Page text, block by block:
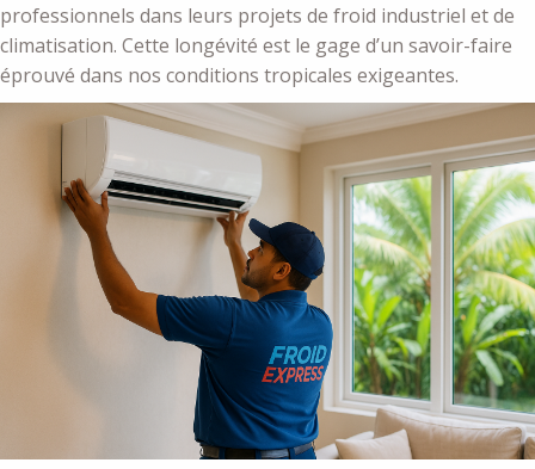
professionnels dans leurs projets de froid industriel et de
climatisation. Cette longévité est le gage d’un savoir-faire
éprouvé dans nos conditions tropicales exigeantes.